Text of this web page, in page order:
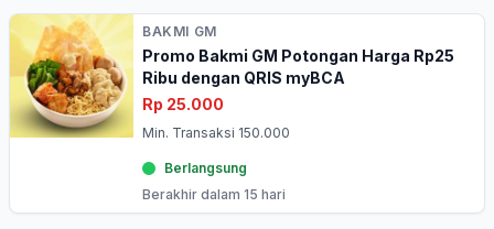
BAKMI GM
Promo Bakmi GM Potongan Harga Rp25
Ribu dengan QRIS myBCA
Rp 25.000
Min. Transaksi 150.000
Berlangsung
Berakhir dalam 15 hari